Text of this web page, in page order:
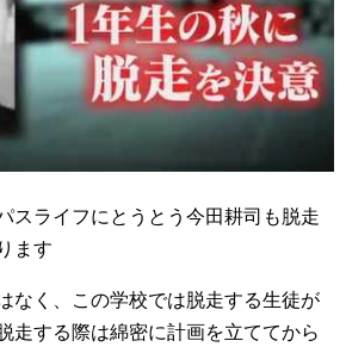
スライフにとうとう今田耕司も脱走
ます
なく、この学校では脱走する生徒が
走する際は綿密に計画を立ててから